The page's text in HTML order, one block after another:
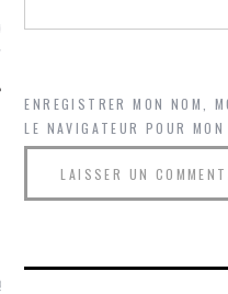
surla-femme-qui-
MOI SUR
@Isa_Monrozier
ENREGISTRER MON NOM,
LE NAVIGATEUR POUR